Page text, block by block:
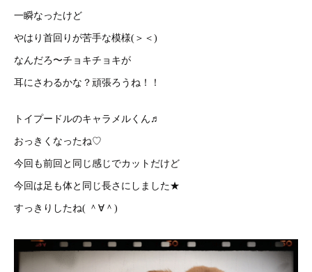
一瞬なったけど
やはり首回りが苦手な模様(＞＜)
なんだろ〜チョキチョキが
耳にさわるかな？頑張ろうね！！
トイプードルのキャラメルくん♬
おっきくなったね♡
今回も前回と同じ感じでカットだけど
今回は足も体と同じ長さにしました★
すっきりしたね( ＾∀＾)